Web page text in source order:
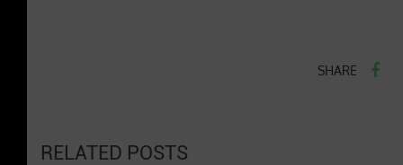
SHARE
RELATED POSTS